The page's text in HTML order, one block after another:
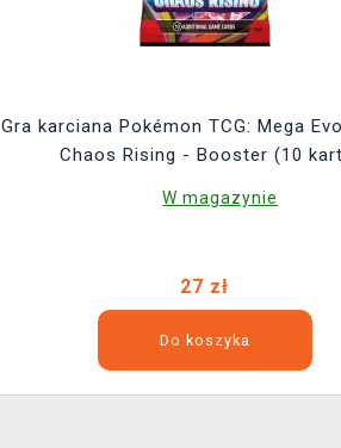
Gra karciana Pokémon TCG: Mega
Chaos Rising - Booster (10
W magazynie
27 zł
Do koszyka